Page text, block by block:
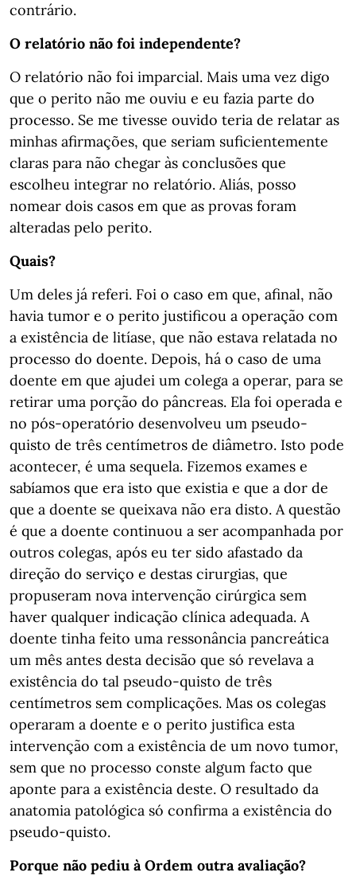
contrário.
O relatório não foi independente?
O relatório não foi imparcial. Mais uma vez digo
que o perito não me ouviu e eu fazia parte do
processo. Se me tivesse ouvido teria de relatar as
minhas afirmações, que seriam suficientemente
claras para não chegar às conclusões que
escolheu integrar no relatório. Aliás, posso
nomear dois casos em que as provas foram
alteradas pelo perito.
Quais?
Um deles já referi. Foi o caso em que, afinal, não
havia tumor e o perito justificou a operação com
a existência de litíase, que não estava relatada no
processo do doente. Depois, há o caso de uma
doente em que ajudei um colega a operar, para se
retirar uma porção do pâncreas. Ela foi operada e
no pós-operatório desenvolveu um pseudo-
quisto de três centímetros de diâmetro. Isto pode
acontecer, é uma sequela. Fizemos exames e
sabíamos que era isto que existia e que a dor de
que a doente se queixava não era disto. A questão
é que a doente continuou a ser acompanhada por
outros colegas, após eu ter sido afastado da
direção do serviço e destas cirurgias, que
propuseram nova intervenção cirúrgica sem
haver qualquer indicação clínica adequada. A
doente tinha feito uma ressonância pancreática
um mês antes desta decisão que só revelava a
existência do tal pseudo-quisto de três
centímetros sem complicações. Mas os colegas
operaram a doente e o perito justifica esta
intervenção com a existência de um novo tumor,
sem que no processo conste algum facto que
aponte para a existência deste. O resultado da
anatomia patológica só confirma a existência do
pseudo-quisto.
Porque não pediu à Ordem outra avaliação?